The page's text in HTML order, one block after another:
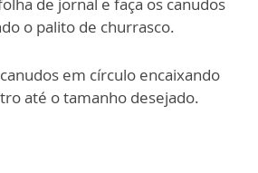
de jornal e faça os canudos
o palito de churrasco.
em círculo encaixando
até o tamanho desejado.